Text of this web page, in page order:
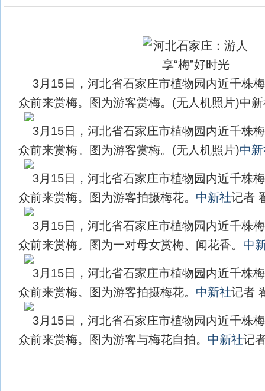
3月15日，河北省石家庄市植物园内近千株
众前来赏梅。图为游客赏梅。(无人机照片)中
3月15日，河北省石家庄市植物园内近千株
众前来赏梅。图为游客赏梅。(无人机照片)中
3月15日，河北省石家庄市植物园内近千株
众前来赏梅。图为游客拍摄梅花。 中新社记者
3月15日，河北省石家庄市植物园内近千株
众前来赏梅。图为一对母女赏梅、闻花香。 中
3月15日，河北省石家庄市植物园内近千株
众前来赏梅。图为游客拍摄梅花。 中新社记者
3月15日，河北省石家庄市植物园内近千株
众前来赏梅。图为游客与梅花自拍。 中新社记